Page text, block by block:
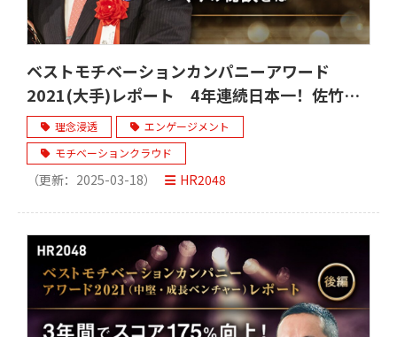
ベストモチベーションカンパニーアワード
2021(大手)レポート 4年連続日本一！佐竹食
品グループ モチベーションカンパニーづくりの
秘訣とは
理念浸透
エンゲージメント
モチベーションクラウド
（更新： 2025-03-18） HR2048